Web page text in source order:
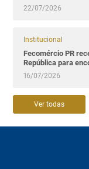
22/07/2026
Institucional
Fecomércio PR
República para
16/07/2026
Ver todas